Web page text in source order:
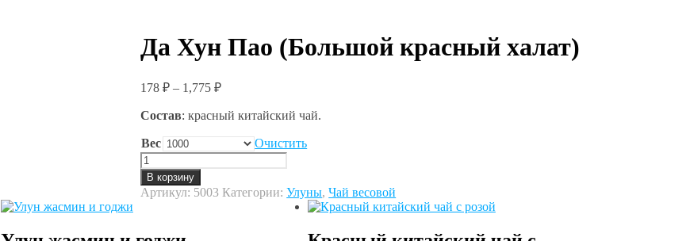
Да Хун Пао (Большой красный халат)
178₽ – 1,775₽
Состав: красный китайский чай.
Вес
Очистить
Количество
товара
Да
Хун
В корзину
Артикул: 5003 Категории:Улуны,Чай весовой